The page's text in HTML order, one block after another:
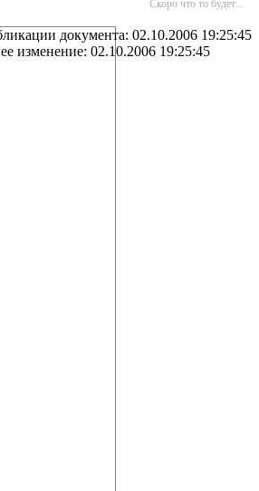
Скоро что то будет...
документа: 02.10.2006 19:25:45
изменение: 02.10.2006 19:25:45